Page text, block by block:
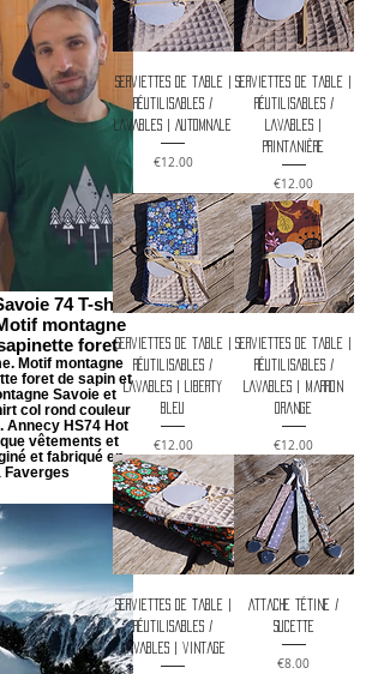
74 T-shirt
montagne
foret
Motif montagne
foret de sapin et
Savoie et
col rond couleur
Annecy HS74 Hot
vêtements et
et fabriqué en
Faverges
Serviettes de table |
Réutilisables /
Lavables | Automnale
Price
€12.00
Serviettes de table |
Réutilisables /
Lavables |
Printanière
Price
€12.00
Serviettes de table |
Réutilisables /
Lavables | Liberty
bleu
Price
€12.00
Serviettes de table |
Réutilisables /
Lavables | Marron
orange
Price
€12.00
Serviettes de table |
Réutilisables /
Lavables | vintage
Attache tétine /
sucette
Price
€8.00